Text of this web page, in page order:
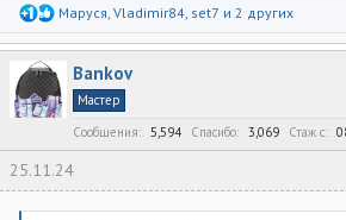
Р
а
ц
и
и
Маруся, Vladimir84, set7 и 2 других
Bankov
Мастер
Сообщения
5,594 Спасибо 3,069 Стаж c
25.11.24